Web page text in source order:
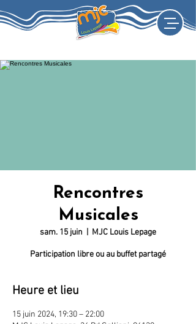
Rencontres
Musicales
sam. 15 juin MJC Louis Lepage
Participation libre ou au buffet partagé
Heure et lieu
15 juin 2024, 19:30 – 22:00